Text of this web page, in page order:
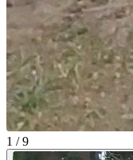
1 / 9